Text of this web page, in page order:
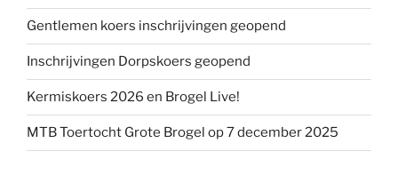
Gentlemen koers inschrijvingen geopend
Inschrijvingen Dorpskoers geopend
Kermiskoers 2026 en Brogel Live!
MTB Toertocht Grote Brogel op 7 december 2025